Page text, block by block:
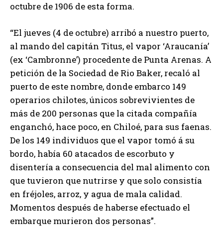
octubre de 1906 de esta forma.
“El jueves (4 de octubre) arribó a nuestro puerto,
al mando del capitán Titus, el vapor ‘Araucanía’
(ex ‘Cambronne’) procedente de Punta Arenas. A
petición de la Sociedad de Rio Baker, recaló al
puerto de este nombre, donde embarco 149
operarios chilotes, únicos sobrevivientes de
más de 200 personas que la citada compañía
enganchó, hace poco, en Chiloé, para sus faenas.
De los 149 individuos que el vapor tomó á su
bordo, había 60 atacados de escorbuto y
disentería a consecuencia del mal alimento con
que tuvieron que nutrirse y que solo consistía
en fréjoles, arroz, y agua de mala calidad.
Momentos después de haberse efectuado el
embarque murieron dos personas”.